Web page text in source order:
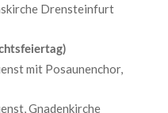
Drensteinfurt
mit Posaunenchor,
Gnadenkirche